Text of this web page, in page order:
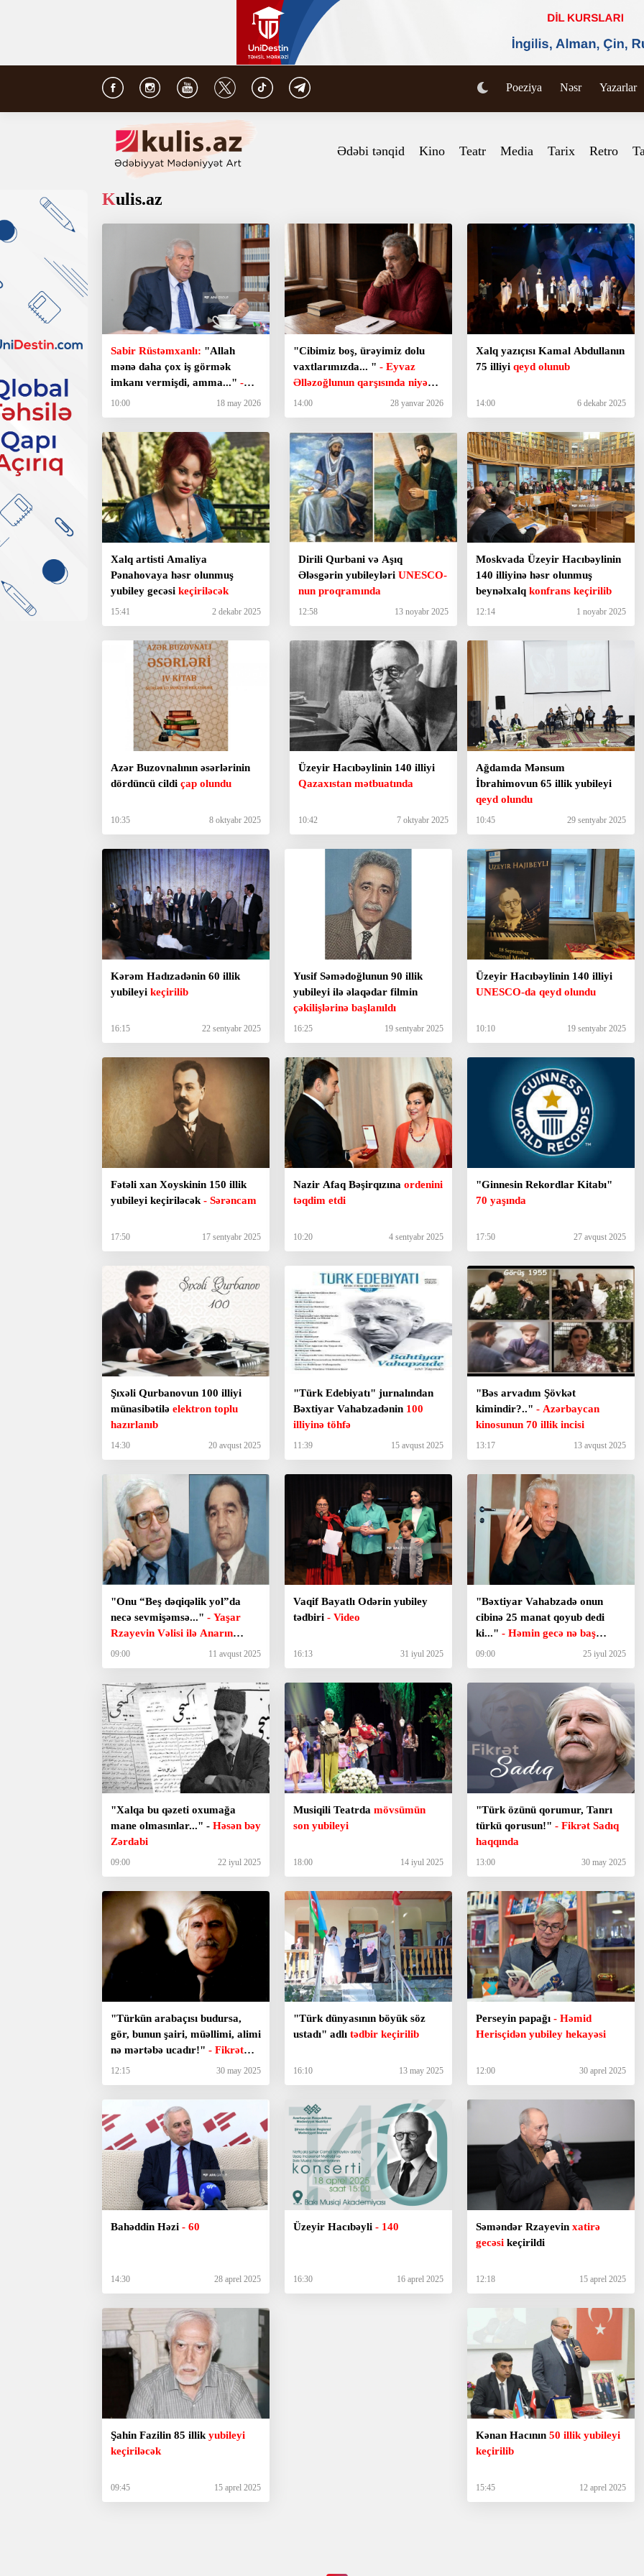
Poeziya Nəsr Yazarlar
Ədəbi tənqid Kino Teatr Media Tarix Retro
Kulis.az
Sabir Rüstəmxanlı: "Allah
mənə daha çox iş görmək
imkanı vermişdi, amma..." -
Müsahibə
10:00 18 may 2026
"Cibimiz boş, ürəyimiz dolu
vaxtlarımızda... " - Eyvaz
Əlləzoğlunun qarşısında niyə
keçmiş üzüqara idi?
14:00 28 yanvar 2026
Xalq yazıçısı Kamal Abdullanın
75 illiyi qeyd olunub
14:00 6 dekabr 2025
Xalq artisti Amaliya
Pənahovaya həsr olunmuş
yubiley gecəsi keçiriləcək
15:41 2 dekabr 2025
Dirili Qurbani və Aşıq
Ələsgərin yubileyləri UNESCO-
nun proqramında
12:58 13 noyabr 2025
Moskvada Üzeyir Hacıbəylinin
140 illiyinə həsr olunmuş
beynəlxalq konfrans keçirilib
12:14 1 noyabr 2025
Azər Buzovnalının əsərlərinin
dördüncü cildi çap olundu
10:35 8 oktyabr 2025
Üzeyir Hacıbəylinin 140 illiyi
Qazaxıstan mətbuatında
10:42 7 oktyabr 2025
Ağdamda Mənsum
İbrahimovun 65 illik yubileyi
qeyd olundu
10:45 29 sentyabr 2025
Kərəm Hadızadənin 60 illik
yubileyi keçirilib
16:15 22 sentyabr 2025
Yusif Səmədoğlunun 90 illik
yubileyi ilə əlaqədar filmin
çəkilişlərinə başlanıldı
16:25 19 sentyabr 2025
Üzeyir Hacıbəylinin 140 illiyi
UNESCO-da qeyd olundu
10:10 19 sentyabr 2025
Fətəli xan Xoyskinin 150 illik
yubileyi keçiriləcək - Sərəncam
17:50 17 sentyabr 2025
Nazir Afaq Bəşirqızına ordenini
təqdim etdi
10:20 4 sentyabr 2025
"Ginnesin Rekordlar Kitabı"
70 yaşında
17:50 27 avqust 2025
Şıxəli Qurbanovun 100 illiyi
münasibətilə elektron toplu
hazırlanıb
14:30 20 avqust 2025
"Türk Edebiyatı" jurnalından
Bəxtiyar Vahabzadənin 100
illiyinə töhfə
11:39 15 avqust 2025
"Bəs arvadım Şövkət
kimindir?.." - Azərbaycan
kinosunun 70 illik incisi
13:17 13 avqust 2025
"Onu “Beş dəqiqəlik yol”da
necə sevmişəmsə..." - Yaşar
Rzayevin Vəlisi ilə Anarın
Kəbirlinskisini qoşalaşdıran
09:00 11 avqust 2025
Vaqif Bayatlı Odərin yubiley
tədbiri - Video
16:13 31 iyul 2025
"Bəxtiyar Vahabzadə onun
cibinə 25 manat qoyub dedi
ki..." - Həmin gecə nə baş
vermişdi?
09:00 25 iyul 2025
"Xalqa bu qəzeti oxumağa
mane olmasınlar..." - Həsən bəy
Zərdabi
09:00 22 iyul 2025
Musiqili Teatrda mövsümün
son yubileyi
18:00 14 iyul 2025
"Türk özünü qorumur, Tanrı
türkü qorusun!" - Fikrət Sadıq
haqqında
13:00 30 may 2025
"Türkün arabaçısı budursa,
gör, bunun şairi, müəllimi, alimi
nə mərtəbə ucadır!" - Fikrət
Sadıq
12:15 30 may 2025
"Türk dünyasının böyük söz
ustadı" adlı tədbir keçirilib
16:10 13 may 2025
Perseyin papağı - Həmid
Herisçidən yubiley hekayəsi
12:00 30 aprel 2025
Bahəddin Həzi - 60
14:30 28 aprel 2025
Üzeyir Hacıbəyli - 140
16:30 16 aprel 2025
Səməndər Rzayevinxatirə
gecəsikeçirildi
12:18 15 aprel 2025
Şahin Fazilin 85 illik yubileyi
keçiriləcək
09:45 15 aprel 2025
Kənan Hacının 50 illik yubileyi
keçirilib
15:45 12 aprel 2025